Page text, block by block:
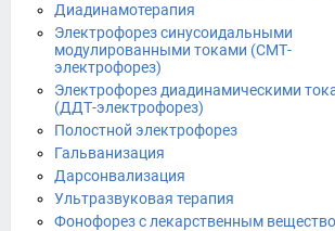
Диадинамотерапия
Электрофорез синусоидальными
модулированными токами (СМТ-
электрофорез)
Электрофорез диадинамическими
(ДДТ-электрофорез)
Полостной электрофорез
Гальванизация
Дарсонвализация
Ультразвуковая терапия
Фонофорез с лекарственным